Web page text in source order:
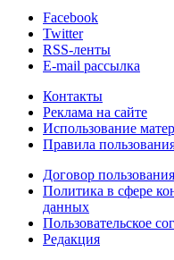
Facebook
Twitter
RSS-ленты
E-mail рассылка
Контакты
Реклама на сайте
Использование
Правила
Договор
Политика в сфере
данных
Пользовательское
Редакция